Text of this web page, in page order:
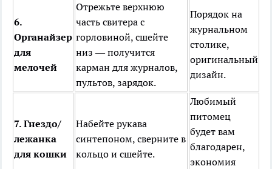
6.
Органайзер
для
мелочей
Отрежьте верхнюю
часть свитера с
горловиной, сшейте
низ — получится
карман для журналов,
пультов, зарядок.
Порядок на
журнальном
столике,
оригинальный
дизайн.
7. Гнездо/
лежанка
для кошки
Набейте рукава
синтепоном, сверните в
кольцо и сшейте.
Любимый
питомец
будет вам
благодарен,
экономия